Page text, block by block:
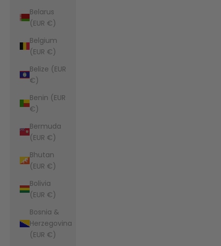
Belarus
(EUR €)
Belgium
(EUR €)
Belize (EUR
€)
Benin (EUR
€)
Bermuda
(EUR €)
Bhutan
(EUR €)
Bolivia
(EUR €)
Bosnia &
Herzegovina
(EUR €)